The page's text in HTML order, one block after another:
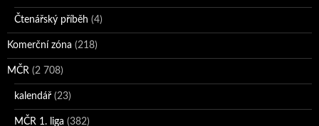
Čtenářský příběh (4)
Komerční zóna (218)
MČR (2 708)
kalendář (23)
MČR 1. liga (382)